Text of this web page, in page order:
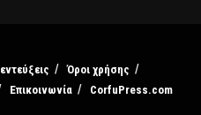
Όροι χρήσης
Επικοινωνία CorfuPress.com